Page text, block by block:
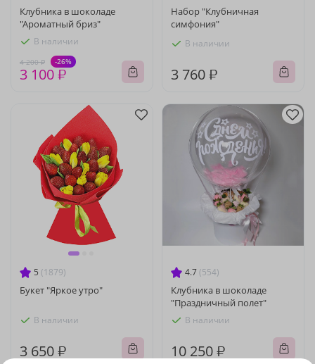
Клубника в шоколаде
"Ароматный бриз"
В наличии
4 200 ₽ -26%
3 100 ₽
Набор "Клубничная
симфония"
В наличии
3 760 ₽
5 (1879)
Букет "Яркое утро"
В наличии
3 650 ₽
4.7 (554)
Клубника в шоколаде
"Праздничный полет"
В наличии
10 250 ₽